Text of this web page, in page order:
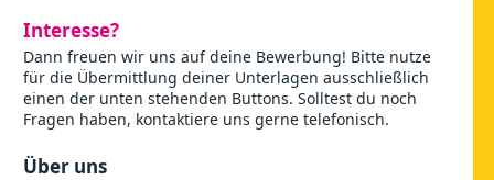
Interesse?
Dann freuen wir uns auf deine Bewerbung! Bitte nutze
für die Übermittlung deiner Unterlagen ausschließlich
einen der unten stehenden Buttons. Solltest du noch
Fragen haben, kontaktiere uns gerne telefonisch.
Über uns